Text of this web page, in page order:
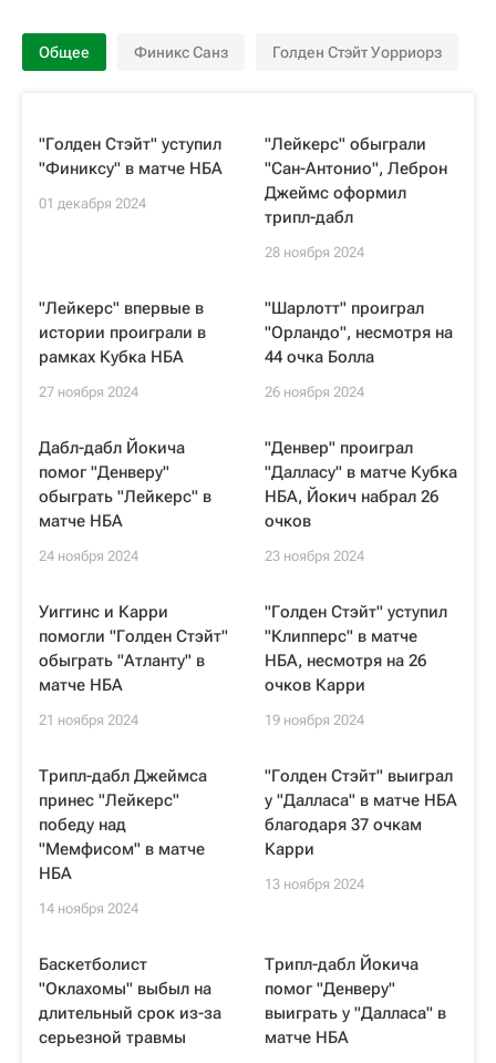
Общее Финикс Санз Голден Стэйт Уорриорз
"Голден Стэйт" уступил
"Финиксу" в матче НБА
01 декабря 2024
"Лейкерс" обыграли
"Сан-Антонио", Леброн
Джеймс оформил
трипл-дабл
28 ноября 2024
"Лейкерс" впервые в
истории проиграли в
рамках Кубка НБА
27 ноября 2024
"Шарлотт" проиграл
"Орландо", несмотря на
44 очка Болла
26 ноября 2024
Дабл-дабл Йокича
помог "Денверу"
обыграть "Лейкерс" в
матче НБА
24 ноября 2024
"Денвер" проиграл
"Далласу" в матче Кубка
НБА, Йокич набрал 26
очков
23 ноября 2024
Уиггинс и Карри
помогли "Голден Стэйт"
обыграть "Атланту" в
матче НБА
21 ноября 2024
"Голден Стэйт" уступил
"Клипперс" в матче
НБА, несмотря на 26
очков Карри
19 ноября 2024
Трипл-дабл Джеймса
принес "Лейкерс"
победу над
"Мемфисом" в матче
НБА
14 ноября 2024
"Голден Стэйт" выиграл
у "Далласа" в матче НБА
благодаря 37 очкам
Карри
13 ноября 2024
Баскетболист
"Оклахомы" выбыл на
длительный срок из-за
серьезной травмы
Трипл-дабл Йокича
помог "Денверу"
выиграть у "Далласа" в
матче НБА